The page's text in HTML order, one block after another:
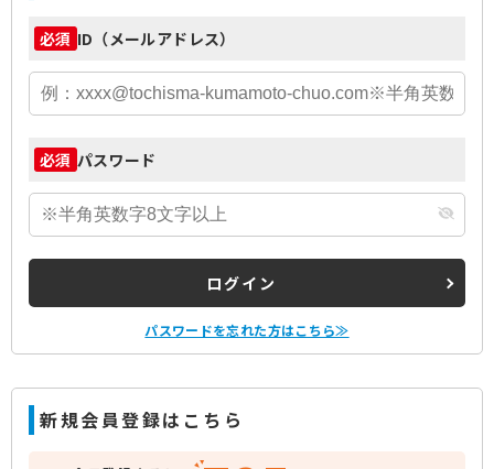
必須 ID（メールアドレス）
必須 パスワード
ログイン
パスワードを忘れた方はこちら≫
新規会員登録はこちら